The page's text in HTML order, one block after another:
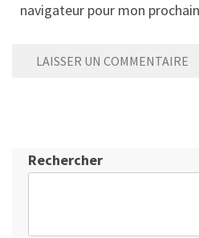
navigateur pour mon
Rechercher